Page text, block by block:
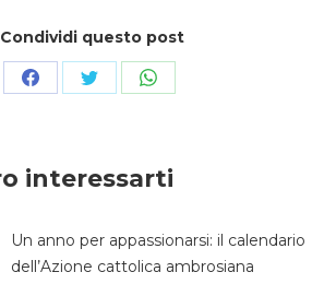
Condividi questo post
CondividiCondividiCondividi
interessarti
Un anno per appassionarsi: il calendario
dell’Azione cattolica ambrosiana